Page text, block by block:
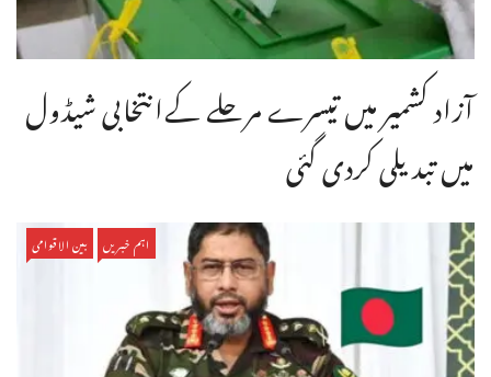
آزاد کشمیر میں تیسرے مرحلے کےانتخابی شیڈول
میں تبدیلی کردی گئی
اہم خبریں بین الاقوامی